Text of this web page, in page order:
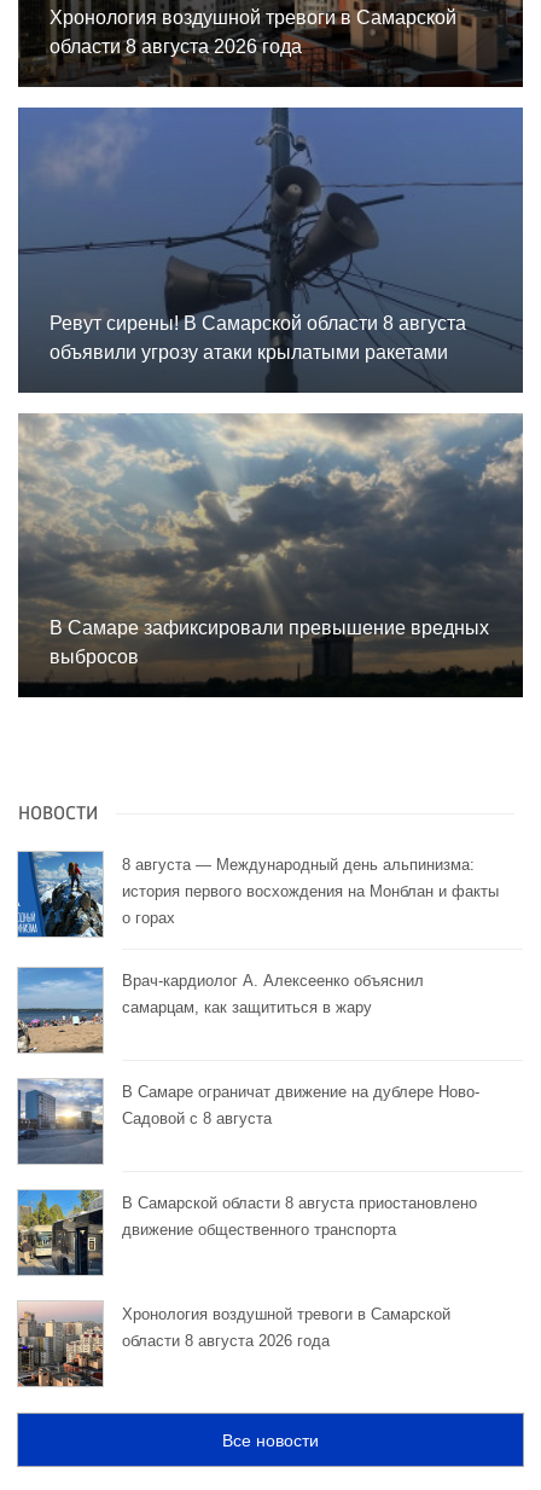
Хронология воздушной тревоги в Самарской
области 8 августа 2026 года
Ревут сирены! В Самарской области 8 августа
объявили угрозу атаки крылатыми ракетами
В Самаре зафиксировали превышение вредных
выбросов
НОВОСТИ
8 августа — Международный день альпинизма:
история первого восхождения на Монблан и факты
о горах
Врач-кардиолог А. Алексеенко объяснил
самарцам, как защититься в жару
В Самаре ограничат движение на дублере Ново-
Садовой с 8 августа
В Самарской области 8 августа приостановлено
движение общественного транспорта
Хронология воздушной тревоги в Самарской
области 8 августа 2026 года
Все новости